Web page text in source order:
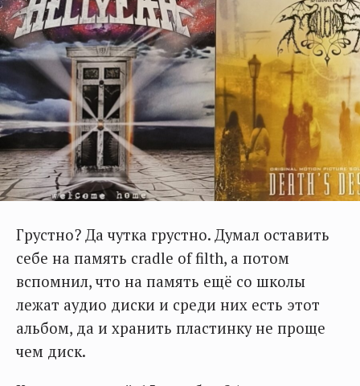
Грустно? Да чутка грустно. Думал оставить
себе на память cradle of filth, а потом
вспомнил, что на память ещё со школы
лежат аудио диски и среди них есть этот
альбом, да и хранить пластинку не проще
чем диск.